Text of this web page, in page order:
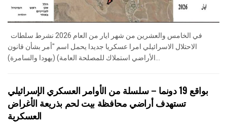
الاحتلال الاسرائيلي امرا عسكريا جديدا يحمل اسم "أمر بشأن قانون
الأراضي استملاك للمصلحة العامة) (يهودا والسامرة)...
بواقع 19 دونما – سلسلة من الأوامر العسكري الإسرائيلي
تستهدف أراضي محافظة بيت لحم بذريعة الأغراض
العسكرية